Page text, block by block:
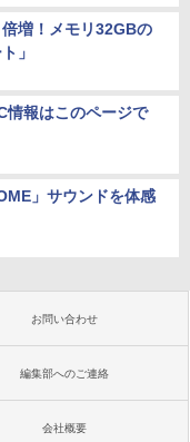
増！メモリ32GBの
」
情報はこのページで
」サウンドを体感
お問い合わせ
編集部へのご連絡
会社概要